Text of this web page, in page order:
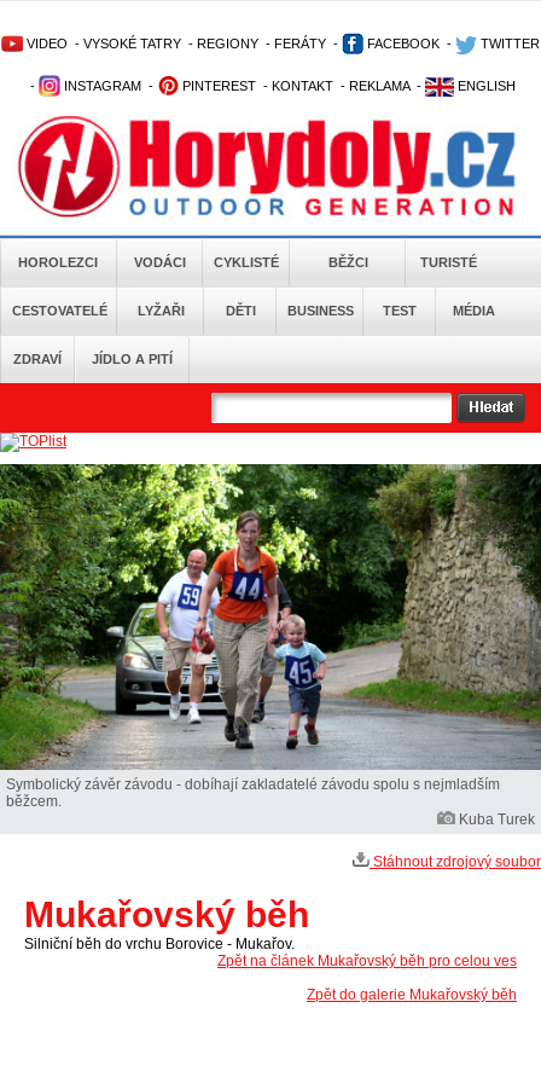
VIDEO - VYSOKÉ TATRY - REGIONY - FERÁTY - FACEBOOK - TWITTER
- INSTAGRAM - PINTEREST - KONTAKT - REKLAMA - ENGLISH
HOROLEZCI VODÁCI CYKLISTÉ BĚŽCI TURISTÉ
CESTOVATELÉ LYŽAŘI DĚTI BUSINESS TEST MÉDIA
ZDRAVÍ JÍDLO A PITÍ
Symbolický závěr závodu - dobíhají zakladatelé závodu spolu s nejmladším
běžcem.
Kuba Turek
Stáhnout zdrojový soubor
Mukařovský běh
Silniční běh do vrchu Borovice - Mukařov.
Zpět na článek Mukařovský běh pro celou ves
Zpět do galerie Mukařovský běh